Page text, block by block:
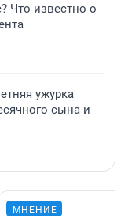
Что известно о
ужурка
сына и
МНЕНИЕ